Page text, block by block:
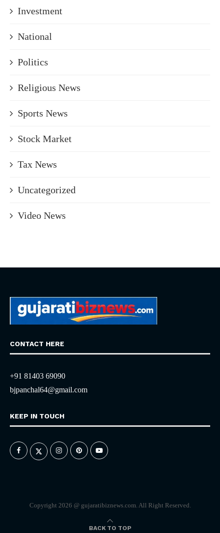
Investment
National
Politics
Religious News
Sports News
Stock Market
Tax News
Uncategorized
Video News
CONTACT HERE
+91 81403 69090
bjpanchal64@gmail.com
KEEP IN TOUCH
Copyright 2026 @ gujaratibiznews.com. All Right Reserved.
BACK TO TOP